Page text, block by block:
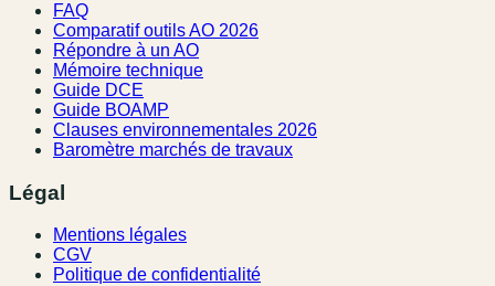
FAQ
Comparatif outils AO 2026
Répondre à un AO
Mémoire technique
Guide DCE
Guide BOAMP
Clauses environnementales 2026
Baromètre marchés de travaux
Légal
Mentions légales
CGV
Politique de confidentialité